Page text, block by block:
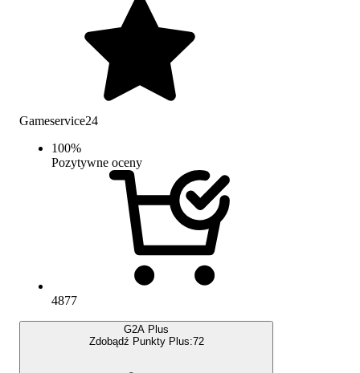
Gameservice24
100%
Pozytywne oceny
4877
G2A Plus
Zdobądź Punkty Plus:72